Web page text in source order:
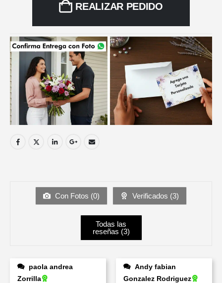
REALIZAR PEDIDO
Con Fotos (0) Verificados (3)
Todas las
reseñas (3)
Zorrilla
Gonzalez Rodriguez